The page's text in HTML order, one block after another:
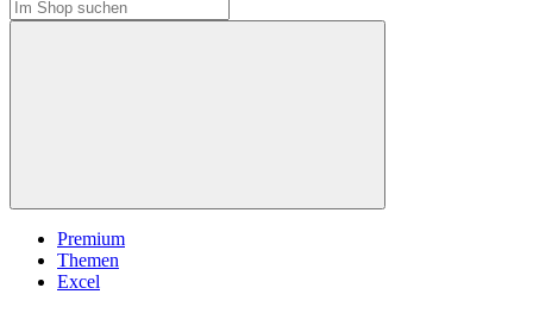
Premium
Themen
Excel